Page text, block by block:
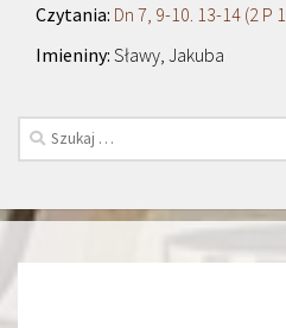
Dn 7, 9-10. 13-14 (2 P
Sławy, Jakuba
Szukaj: